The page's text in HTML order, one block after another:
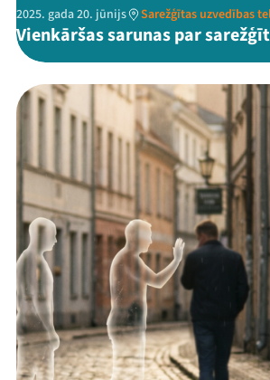
2025. gada 20. jūnijs Sarežģītas uzvedības
Vienkāršas sarunas par